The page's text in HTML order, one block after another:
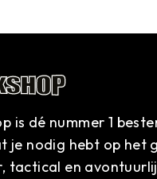
is dé nummer 1
je nodig hebt op het
tactical en